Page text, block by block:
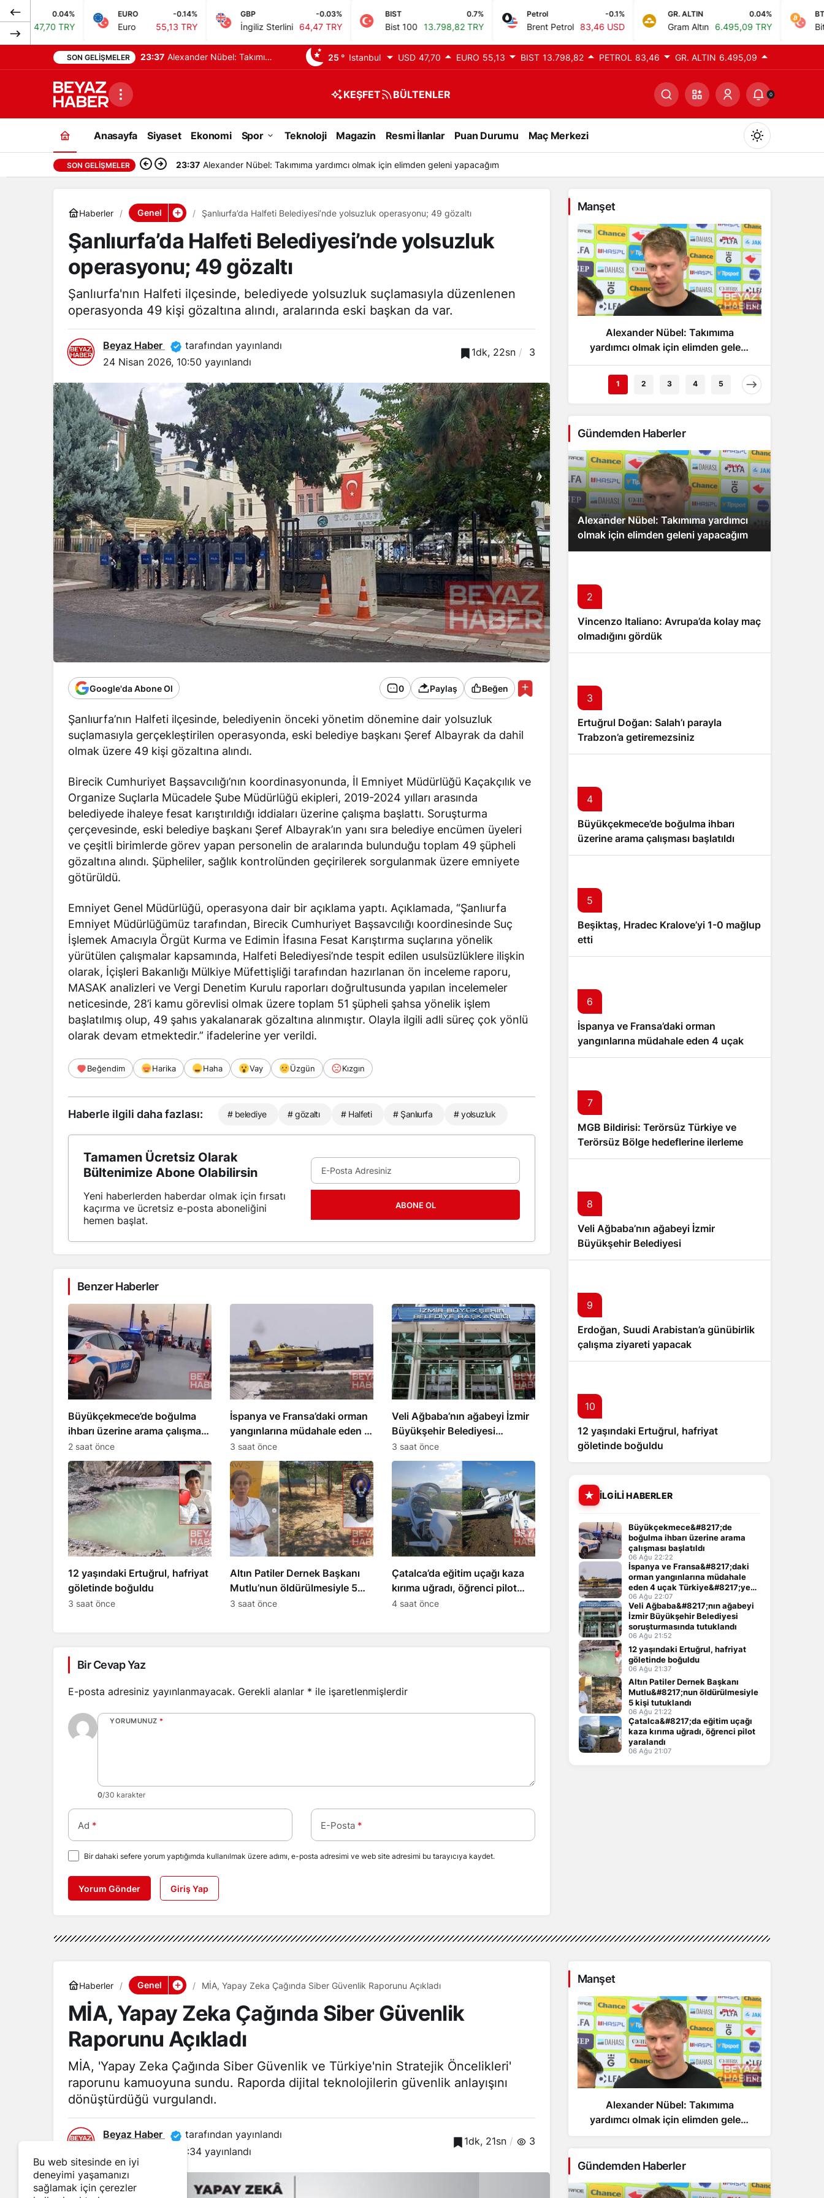
EURO -0.14%
Euro 55,13 TRY
GBP -0.03%
İngiliz Sterlini 64,47 TRY
BIST 0.7%
Bist 100 13.798,82 TRY
Petrol -0.1%
Brent Petrol 83,46 USD
GR. ALTIN 0.04%
Gram Altın 6.495,09 TRY
BTC
Bitcoin 0,00
SON GELIŞMELER 23:37 Alexander Nübel: Takımıma 25 ° Istanbul USD 47,70 EURO 55,13 BIST 13.798,82 PETROL 83,46 GR. ALTIN 6.495,09
KEŞFET BÜLTENLER 0
Anasayfa Siyaset Ekonomi Spor Teknoloji Magazin Resmi İlanlar Puan Durumu Maç Merkezi
Gündüz Modu
Gündüz modunu seçin.
Gece Modu
Gece modunu seçin.
Sistem Modu
Sistem modunu seçin.
SON GELIŞMELER 23:37 Alexander Nübel: Takımıma yardımcı olmak için elimden geleni yapacağım
Haberler Genel Şanlıurfa’da Halfeti Belediyesi’nde yolsuzluk operasyonu; 49 gözaltı
Şanlıurfa’da Halfeti Belediyesi’nde yolsuzluk
operasyonu; 49 gözaltı
Şanlıurfa'nın Halfeti ilçesinde, belediyede yolsuzluk suçlamasıyla düzenlenen
operasyonda 49 kişi gözaltına alındı, aralarında eski başkan da var.
Beyaz Haber
tarafından yayınlandı
24 Nisan 2026, 10:50 yayınlandı
1dk, 22sn 3
Google'da Abone Ol 0 Paylaş Beğen
Şanlıurfa’nın Halfeti ilçesinde, belediyenin önceki yönetim dönemine dair yolsuzluk
suçlamasıyla gerçekleştirilen operasyonda, eski belediye başkanı Şeref Albayrak da dahil
olmak üzere 49 kişi gözaltına alındı.
Birecik Cumhuriyet Başsavcılığı’nın koordinasyonunda, İl Emniyet Müdürlüğü Kaçakçılık ve
Organize Suçlarla Mücadele Şube Müdürlüğü ekipleri, 2019-2024 yılları arasında
belediyede ihaleye fesat karıştırıldığı iddiaları üzerine çalışma başlattı. Soruşturma
çerçevesinde, eski belediye başkanı Şeref Albayrak’ın yanı sıra belediye encümen üyeleri
ve çeşitli birimlerde görev yapan personelin de aralarında bulunduğu toplam 49 şüpheli
gözaltına alındı. Şüpheliler, sağlık kontrolünden geçirilerek sorgulanmak üzere emniyete
götürüldü.
Emniyet Genel Müdürlüğü, operasyona dair bir açıklama yaptı. Açıklamada, “Şanlıurfa
Emniyet Müdürlüğümüz tarafından, Birecik Cumhuriyet Başsavcılığı koordinesinde Suç
İşlemek Amacıyla Örgüt Kurma ve Edimin İfasına Fesat Karıştırma suçlarına yönelik
yürütülen çalışmalar kapsamında, Halfeti Belediyesi’nde tespit edilen usulsüzlüklere ilişkin
olarak, İçişleri Bakanlığı Mülkiye Müfettişliği tarafından hazırlanan ön inceleme raporu,
MASAK analizleri ve Vergi Denetim Kurulu raporları doğrultusunda yapılan incelemeler
neticesinde, 28’i kamu görevlisi olmak üzere toplam 51 şüpheli şahsa yönelik işlem
başlatılmış olup, 49 şahıs yakalanarak gözaltına alınmıştır. Olayla ilgili adli süreç çok yönlü
olarak devam etmektedir.” ifadelerine yer verildi.
Beğendim Harika Haha Vay Üzgün Kızgın
Haberle ilgili daha fazlası: # belediye # gözaltı # Halfeti # Şanlıurfa # yolsuzluk
Tamamen Ücretsiz Olarak
Bültenimize Abone Olabilirsin
Yeni haberlerden haberdar olmak için fırsatı
kaçırma ve ücretsiz e-posta aboneliğini
hemen başlat.
ABONE OL
Benzer Haberler
Büyükçekmece’de boğulma
ihbarı üzerine arama çalışması
başlatıldı
2 saat önce
İspanya ve Fransa’daki orman
yangınlarına müdahale eden 4
uçak Türkiye’ye döndü
3 saat önce
Veli Ağbaba’nın ağabeyi İzmir
Büyükşehir Belediyesi
soruşturmasında tutuklandı
3 saat önce
12 yaşındaki Ertuğrul, hafriyat
göletinde boğuldu
3 saat önce
Altın Patiler Dernek Başkanı
Mutlu’nun öldürülmesiyle 5
kişi tutuklandı
3 saat önce
Çatalca’da eğitim uçağı kaza
kırıma uğradı, öğrenci pilot
yaralandı
4 saat önce
Bir Cevap Yaz
E-posta adresiniz yayınlanmayacak. Gerekli alanlar * ile işaretlenmişlerdir
YORUMUNUZ *
0/30 karakter
Ad * E-Posta *
Bir dahaki sefere yorum yaptığımda kullanılmak üzere adımı, e-posta adresimi ve web site adresimi bu tarayıcıya kaydet.
Yorum Gönder Giriş Yap
Manşet
Alexander Nübel: Takımıma
yardımcı olmak için elimden geleni
yapacağım
1 2 3 4 5
Gündemden Haberler
Alexander Nübel: Takımıma yardımcı
olmak için elimden geleni yapacağım
2
Vincenzo Italiano: Avrupa’da kolay maç
olmadığını gördük
3
Ertuğrul Doğan: Salah’ı parayla
Trabzon’a getiremezsiniz
4
Büyükçekmece’de boğulma ihbarı
üzerine arama çalışması başlatıldı
5
Beşiktaş, Hradec Kralove’yi 1-0 mağlup
etti
6
İspanya ve Fransa’daki orman
yangınlarına müdahale eden 4 uçak
Türkiye’ye döndü
7
MGB Bildirisi: Terörsüz Türkiye ve
Terörsüz Bölge hedeflerine ilerleme
kaydedildi
8
Veli Ağbaba’nın ağabeyi İzmir
Büyükşehir Belediyesi
soruşturmasında tutuklandı
9
Erdoğan, Suudi Arabistan’a günübirlik
çalışma ziyareti yapacak
10
12 yaşındaki Ertuğrul, hafriyat
göletinde boğuldu
İLGILI HABERLER
Büyükçekmece&#8217;de
boğulma ihbarı üzerine arama
çalışması başlatıldı
06 Ağu 22:22
İspanya ve Fransa&#8217;daki
orman yangınlarına müdahale
eden 4 uçak Türkiye&#8217;ye
döndü
06 Ağu 22:07
Veli Ağbaba&#8217;nın ağabeyi
İzmir Büyükşehir Belediyesi
soruşturmasında tutuklandı
06 Ağu 21:52
12 yaşındaki Ertuğrul, hafriyat
göletinde boğuldu
06 Ağu 21:37
Altın Patiler Dernek Başkanı
Mutlu&#8217;nun öldürülmesiyle
5 kişi tutuklandı
06 Ağu 21:22
Çatalca&#8217;da eğitim uçağı
kaza kırıma uğradı, öğrenci pilot
yaralandı
06 Ağu 21:07
Haberler Genel MİA, Yapay Zeka Çağında Siber Güvenlik Raporunu Açıkladı
MİA, Yapay Zeka Çağında Siber Güvenlik
Raporunu Açıkladı
MİA, 'Yapay Zeka Çağında Siber Güvenlik ve Türkiye'nin Stratejik Öncelikleri'
raporunu kamuoyuna sundu. Raporda dijital teknolojilerin güvenlik anlayışını
dönüştürdüğü vurgulandı.
Beyaz Haber
tarafından yayınlandı
24 Nisan 2026, 10:34 yayınlandı
1dk, 21sn 3
Manşet
Alexander Nübel: Takımıma
yardımcı olmak için elimden geleni
Gündemden Haberler
Bu web sitesinde en iyi
deneyimi yaşamanızı
sağlamak için çerezler